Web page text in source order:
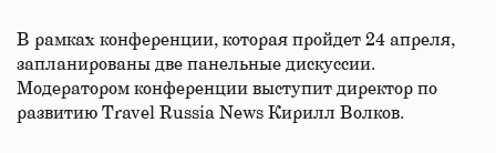
В рамках конференции, которая пройдет 24 апреля,
запланированы две панельные дискуссии.
Модератором конференции выступит директор по
развитию Travel Russia News Кирилл Волков.